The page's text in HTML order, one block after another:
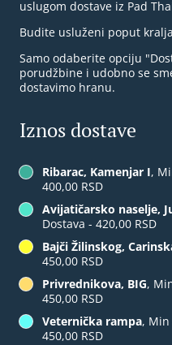
uslugom dostave iz Pad
Budite usluženi poput
Samo odaberite opciju
porudžbine i udobno se
dostavimo hranu.
Iznos dostave
Ribarac, Kamenjar I,
400,00 RSD
Avijatičarsko naselje,
Dostava - 420,00 RSD
Bajči Žilinskog,
450,00 RSD
Privrednikova, BIG,
450,00 RSD
Veternička rampa, Min
450,00 RSD